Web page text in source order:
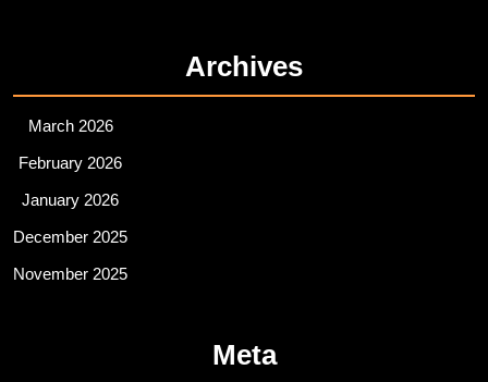
Archives
March 2026
February 2026
January 2026
December 2025
November 2025
Meta